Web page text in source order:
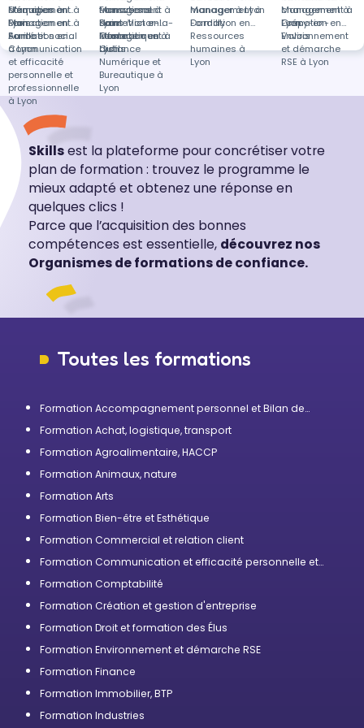
d'équipes à
Lyon
transversal à
Lyon
manager à Lyon
changement à
Lyon
Management à
Paris
Management à
Saint-Victor-la-
Coste
Management à
Dardilly
Management à
Crépy-en-
Valois
Formation en
Management à
Aurillac
Formations
dans
Management à
distance
Formation en
Santé et social
à Lyon
Formation en
Informatique à
Lyon
Formation en
Ressources
humaines à
Lyon
Formation en
Environnement
et démarche
RSE à Lyon
Formation en
Communication
et efficacité
personnelle et
professionnelle
à Lyon
Formation en
Outils
Numérique et
Bureautique à
Lyon
Skillsest la plateforme pour concrétiser votre
plan de formation : trouvez le programme le
mieux adapté et obtenez une réponse en
quelques clics !
Parce que l’acquisition des bonnes
compétences est essentielle, découvrez nos
Organismes de formations de confiance.
Toutes les formations
Formation Accompagnement personnel et Bilan de
Formation Achat, logistique, transport
Formation Agroalimentaire, HACCP
Formation Animaux, nature
Formation Arts
Formation Bien-être et Esthétique
Formation Commercial et relation client
Formation Communication et efficacité personnelle et
Formation Comptabilité
Formation Création et gestion d'entreprise
Formation Droit et formation des Élus
Formation Environnement et démarche RSE
Formation Finance
Formation Immobilier, BTP
Formation Industries